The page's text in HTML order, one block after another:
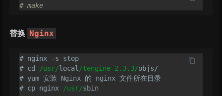
# make
替换 Nginx
# nginx -s stop
# cd
/usr/local /tengine-2.3.3/objs/
# yum 安装 Nginx 的 nginx 文件所在目录
# cp nginx
/usr/sbin